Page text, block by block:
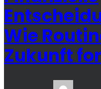
Wie
Zukunft